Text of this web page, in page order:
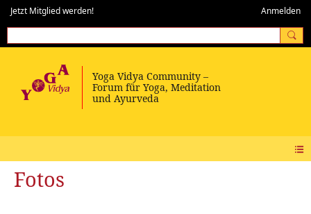
Jetzt Mitglied werden! Anmelden
Fotos